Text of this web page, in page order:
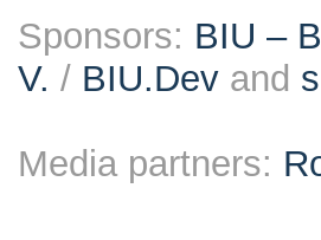
Sponsors: BIU –
V. / BIU.Dev and
Media partners: